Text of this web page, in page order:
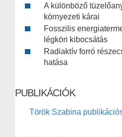
A különböző
környezeti kárai
Fosszilis
légköri kibocsátás
Radiaktív forró
hatása
PUBLIKÁCIÓK
Török Szabina